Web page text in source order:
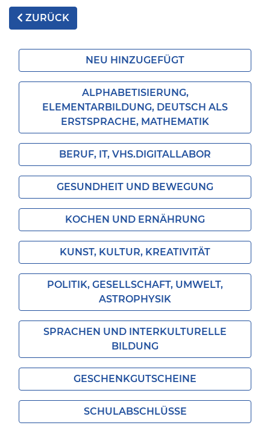
ZURÜCK
NEU HINZUGEFÜGT
ALPHABETISIERUNG,
ELEMENTARBILDUNG, DEUTSCH ALS
ERSTSPRACHE, MATHEMATIK
BERUF, IT, VHS.DIGITALLABOR
GESUNDHEIT UND BEWEGUNG
KOCHEN UND ERNÄHRUNG
KUNST, KULTUR, KREATIVITÄT
POLITIK, GESELLSCHAFT, UMWELT,
ASTROPHYSIK
SPRACHEN UND INTERKULTURELLE
BILDUNG
GESCHENKGUTSCHEINE
SCHULABSCHLÜSSE